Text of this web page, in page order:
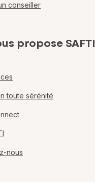
conseiller
propose SAFTI
toute sérénité
nous